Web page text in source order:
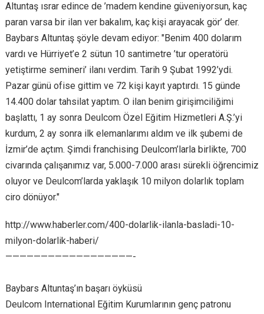
Altuntaş ısrar edince de ’madem kendine güveniyorsun, kaç
paran varsa bir ilan ver bakalım, kaç kişi arayacak gör’ der.
Baybars Altuntaş şöyle devam ediyor: "Benim 400 dolarım
vardı ve Hürriyet’e 2 sütun 10 santimetre ’tur operatörü
yetiştirme semineri’ ilanı verdim. Tarih 9 Şubat 1992’ydi.
Pazar günü ofise gittim ve 72 kişi kayıt yaptırdı. 15 günde
14.400 dolar tahsilat yaptım. O ilan benim girişimciliğimi
başlattı, 1 ay sonra Deulcom Özel Eğitim Hizmetleri A.Ş.’yi
kurdum, 2 ay sonra ilk elemanlarımı aldım ve ilk şubemi de
İzmir’de açtım. Şimdi franchising Deulcom’larla birlikte, 700
civarında çalışanımız var, 5.000-7.000 arası sürekli öğrencimiz
oluyor ve Deulcom’larda yaklaşık 10 milyon dolarlık toplam
ciro dönüyor."
http://www.haberler.com/400-dolarlik-ilanla-basladi-10-
milyon-dolarlik-haberi/
——————————————————-
Baybars Altuntaş’ın başarı öyküsü
Deulcom International Eğitim Kurumlarının genç patronu